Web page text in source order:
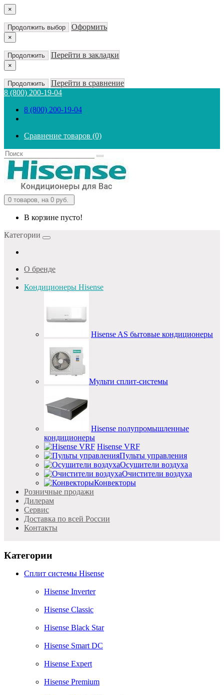
×
Продолжить выбор Оформить
×
Продолжить Перейти в закладки
×
Продолжить
Перейти в сравнение
8 (800) 200-19-04
8 (800) 200-19-04
Сравнение товаров (0)
0 товаров, на 0 руб.
В корзине пусто!
Категории
О бренде
Кондиционеры Hisense
Hisense AS бытовые кондиционеры
Мульти сплит-системы
Hisense полупромышленные
кондиционеры
Hisense VRF
Пульты управления
Осушители воздуха
Очистители воздуха
Конвекторы
Розничные продажи
Дилерам
Cервис
Доставка по всей России
Контакты
Категории
Сплит системы Hisense
Hisense Inverter
Hisense Classic
Hisense Black Star
Hisense Smart DC
Hisense Expert
Hisense Premium